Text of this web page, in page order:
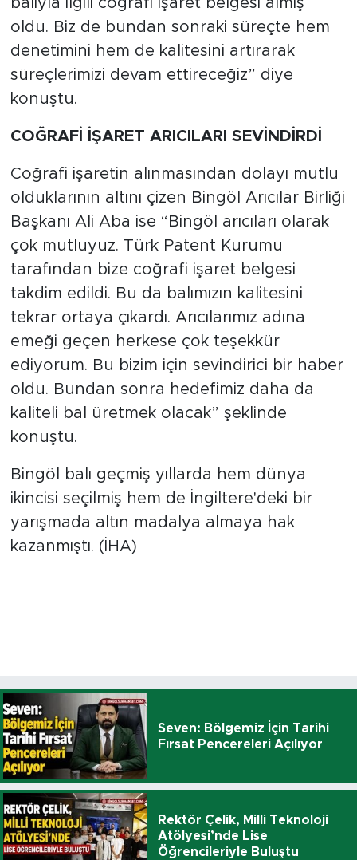
oldu. Biz de bundan sonraki süreçte hem
denetimini hem de kalitesini artırarak
süreçlerimizi devam ettireceğiz” diye
konuştu.
COĞRAFİ İŞARET ARICILARI SEVİNDİRDİ
Coğrafi işaretin alınmasından dolayı mutlu
olduklarının altını çizen Bingöl Arıcılar Birliği
Başkanı Ali Aba ise “Bingöl arıcıları olarak
çok mutluyuz. Türk Patent Kurumu
tarafından bize coğrafi işaret belgesi
takdim edildi. Bu da balımızın kalitesini
tekrar ortaya çıkardı. Arıcılarımız adına
emeği geçen herkese çok teşekkür
ediyorum. Bu bizim için sevindirici bir haber
oldu. Bundan sonra hedefimiz daha da
kaliteli bal üretmek olacak” şeklinde
konuştu.
Bingöl balı geçmiş yıllarda hem dünya
ikincisi seçilmiş hem de İngiltere'deki bir
yarışmada altın madalya almaya hak
kazanmıştı. (İHA)
Seven: Bölgemiz İçin Tarihi
Fırsat Pencereleri Açılıyor
Rektör Çelik, Milli Teknoloji
Atölyesi’nde Lise
Öğrencileriyle Buluştu